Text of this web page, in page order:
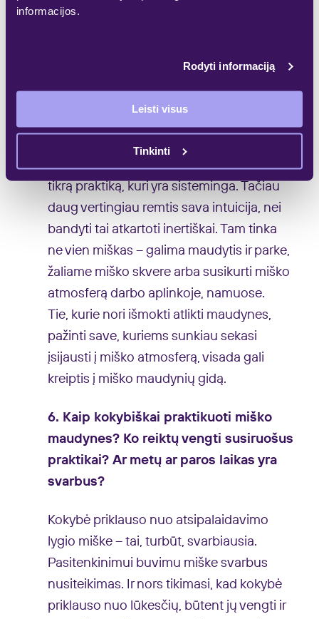
informacijos.
Rodyti informaciją
Leisti visus
Tinkinti
Na, aš mėgstu sakyti, kad mes, lietuviai,
mišką, kad jis mus gydytų, padėtų
atsigauti. Žinoma, miško terapija turi tam
tikrą praktiką, kuri yra sisteminga. Tačiau
daug vertingiau remtis sava intuicija, nei
bandyti tai atkartoti inertiškai. Tam tinka
ne vien miškas – galima maudytis ir parke,
žaliame miško skvere arba susikurti miško
atmosferą darbo aplinkoje, namuose.
Tie, kurie nori išmokti atlikti maudynes,
pažinti save, kuriems sunkiau sekasi
įsijausti į miško atmosferą, visada gali
kreiptis į miško maudynių gidą.
6. Kaip kokybiškai praktikuoti miško
maudynes? Ko reiktų vengti susiruošus
praktikai? Ar metų ar paros laikas yra
svarbus?
Kokybė priklauso nuo atsipalaidavimo
lygio miške – tai, turbūt, svarbiausia.
Pasitenkinimui buvimu miške svarbus
nusiteikimas. Ir nors tikimasi, kad kokybė
priklauso nuo lūkesčių, būtent jų vengti ir